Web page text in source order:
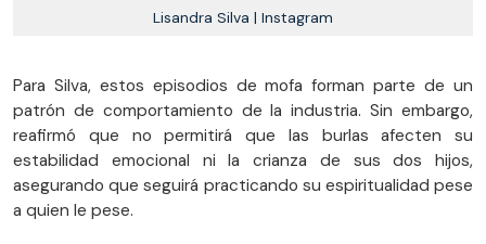
Lisandra Silva | Instagram
Para Silva, estos episodios de mofa forman parte de un
patrón de comportamiento de la industria. Sin embargo,
reafirmó que no permitirá que las burlas afecten su
estabilidad emocional ni la crianza de sus dos hijos,
asegurando que seguirá practicando su espiritualidad pese
a quien le pese.